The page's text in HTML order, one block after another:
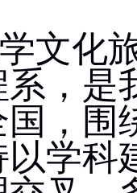
文化
，是
，围
学科